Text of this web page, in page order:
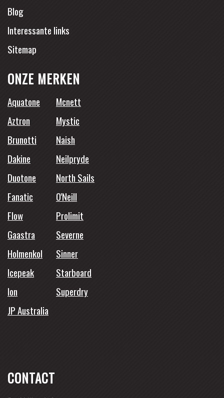
Blog
Interessante links
Sitemap
ONZE MERKEN
Aquatone
Mcnett
Aztron
Mystic
Brunotti
Naish
Dakine
Neilpryde
Duotone
North Sails
Fanatic
O'Neill
Flow
Prolimit
Gaastra
Severne
Holmenkol
Sinner
Icepeak
Starboard
Ion
Superdry
JP Australia
CONTACT